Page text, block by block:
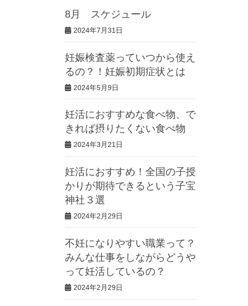
8月 スケジュール
2024年7月31日
妊娠検査薬っていつから使え
るの？！妊娠初期症状とは
2024年5月9日
妊活におすすめな食べ物、で
きれば摂りたくない食べ物
2024年3月21日
妊活におすすめ！全国の子授
かりが期待できるという子宝
神社３選
2024年2月29日
不妊になりやすい職業って？
みんな仕事をしながらどうや
って妊活しているの？
2024年2月29日